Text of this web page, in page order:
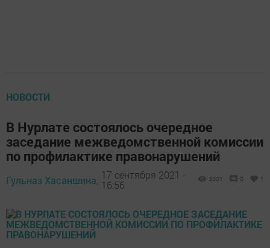
НОВОСТИ
В Нурлате состоялось очередное
заседание межведомственной комиссии
по профилактике правонарушений
Гульназ Хасаншина, 17 сентября 2021 -
16:56
3301 0 1